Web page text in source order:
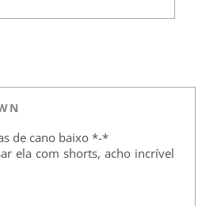
de cano baixo *-*
ela com shorts, acho incrível